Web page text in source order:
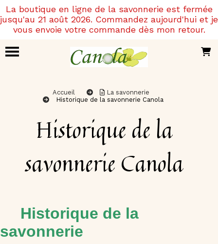
La boutique en ligne de la savonnerie est fermée
jusqu'au 21 août 2026. Commandez aujourd'hui et je
vous envoie votre commande dès mon retour.
Accueil
La savonnerie
Historique de la savonnerie Canola
Historique de la
savonnerie Canola
Historique de la
savonnerie